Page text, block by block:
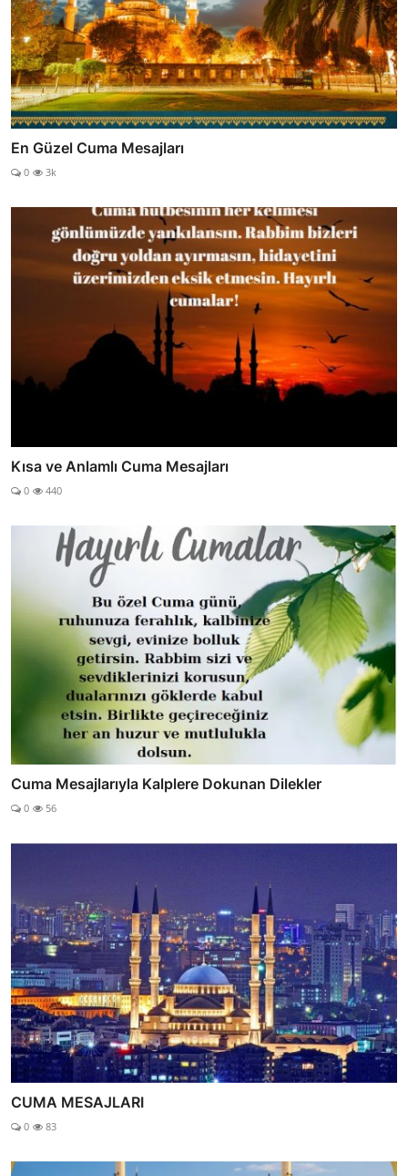
En Güzel Cuma Mesajları
0 3k
Kısa ve Anlamlı Cuma Mesajları
0 440
Cuma Mesajlarıyla Kalplere Dokunan Dilekler
0 56
CUMA MESAJLARI
0 83